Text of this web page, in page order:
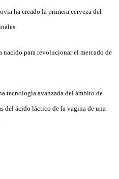
ha creado la primera cerveza del
nacido para revolucionar el mercado de
tecnología avanzada del ámbito de
del ácido láctico de la vagina de una